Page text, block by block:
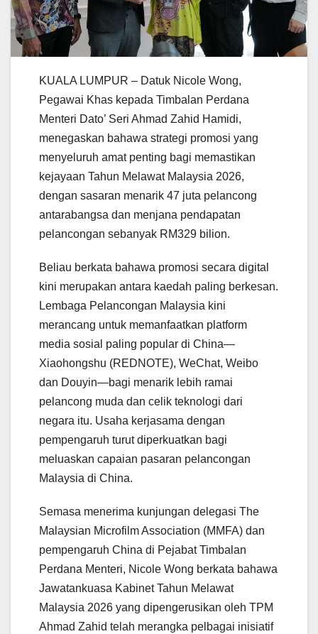
KUALA LUMPUR – Datuk Nicole Wong,
Pegawai Khas kepada Timbalan Perdana
Menteri Dato’ Seri Ahmad Zahid Hamidi,
menegaskan bahawa strategi promosi yang
menyeluruh amat penting bagi memastikan
kejayaan Tahun Melawat Malaysia 2026,
dengan sasaran menarik 47 juta pelancong
antarabangsa dan menjana pendapatan
pelancongan sebanyak RM329 bilion.
Beliau berkata bahawa promosi secara digital
kini merupakan antara kaedah paling berkesan.
Lembaga Pelancongan Malaysia kini
merancang untuk memanfaatkan platform
media sosial paling popular di China—
Xiaohongshu (REDNOTE), WeChat, Weibo
dan Douyin—bagi menarik lebih ramai
pelancong muda dan celik teknologi dari
negara itu. Usaha kerjasama dengan
pempengaruh turut diperkuatkan bagi
meluaskan capaian pasaran pelancongan
Malaysia di China.
Semasa menerima kunjungan delegasi The
Malaysian Microfilm Association (MMFA) dan
pempengaruh China di Pejabat Timbalan
Perdana Menteri, Nicole Wong berkata bahawa
Jawatankuasa Kabinet Tahun Melawat
Malaysia 2026 yang dipengerusikan oleh TPM
Ahmad Zahid telah merangka pelbagai inisiatif